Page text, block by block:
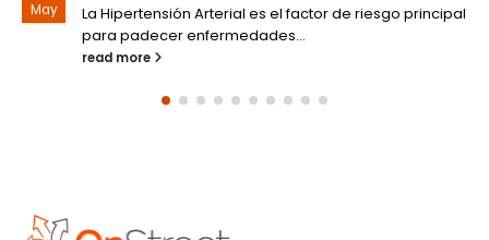
May
La Hipertensión Arterial es el factor de riesgo principal
para padecer enfermedades...
read more